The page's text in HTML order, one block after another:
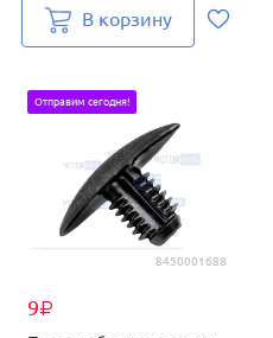
В корзину
8450001688
9₽
Отправим сегодня!